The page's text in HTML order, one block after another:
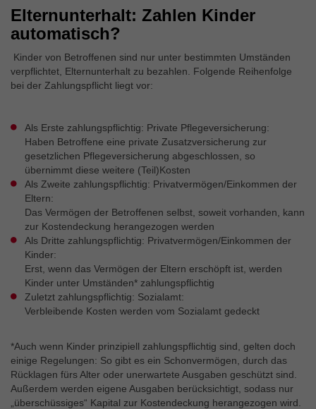
Elternunterhalt: Zahlen Kinder
automatisch?
Kinder von Betroffenen sind nur unter bestimmten Umständen
verpflichtet, Elternunterhalt zu bezahlen. Folgende Reihenfolge
bei der Zahlungspflicht liegt vor:
Als Erste zahlungspflichtig: Private Pflegeversicherung:
Haben Betroffene eine private Zusatzversicherung zur
gesetzlichen Pflegeversicherung abgeschlossen, so
übernimmt diese weitere (Teil)Kosten
Als Zweite zahlungspflichtig: Privatvermögen/Einkommen der
Eltern:
Das Vermögen der Betroffenen selbst, soweit vorhanden, kann
zur Kostendeckung herangezogen werden
Als Dritte zahlungspflichtig: Privatvermögen/Einkommen der
Kinder:
Erst, wenn das Vermögen der Eltern erschöpft ist, werden
Kinder unter Umständen* zahlungspflichtig
Zuletzt zahlungspflichtig: Sozialamt:
Verbleibende Kosten werden vom Sozialamt gedeckt
*Auch wenn Kinder prinzipiell zahlungspflichtig sind, gelten doch
einige Regelungen: So gibt es ein Schonvermögen, durch das
Rücklagen fürs Alter oder unerwartete Ausgaben geschützt sind.
Außerdem werden eigene Ausgaben berücksichtigt, sodass nur
„überschüssiges“ Kapital zur Kostendeckung herangezogen wird.